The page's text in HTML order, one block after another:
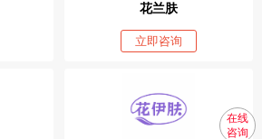
花兰肤
立即咨询
在线
咨询